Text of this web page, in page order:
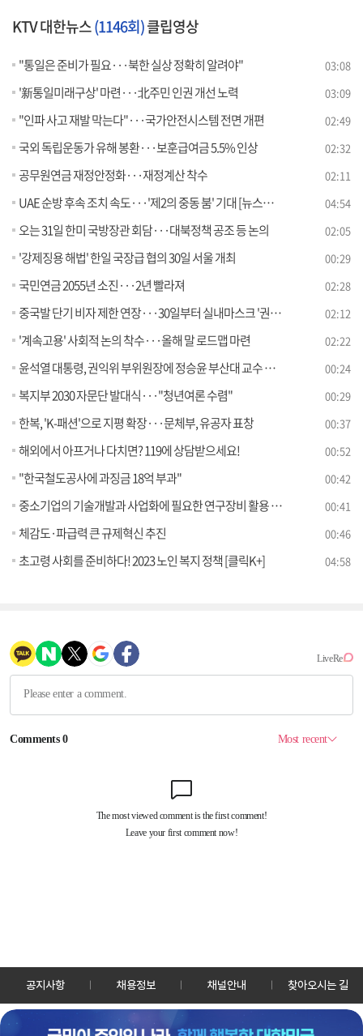
KTV 대한뉴스(1146회)클립영상
"통일은 준비가 필요···북한 실상 정확히 알려야" 03:08
'新통일미래구상' 마련···北주민 인권 개선 노력 03:09
"인파 사고 재발 막는다"···국가안전시스템 전면 개편 02:49
국외 독립운동가 유해 봉환···보훈급여금 5.5% 인상 02:32
공무원연금 재정안정화···재정계산 착수 02:11
UAE 순방 후속 조치 속도···'제2의 중동 붐' 기대 [뉴스의 맥] 04:54
오는 31일 한미 국방장관 회담···대북정책 공조 등 논의 02:05
'강제징용 해법' 한일 국장급 협의 30일 서울 개최 00:29
국민연금 2055년 소진···2년 빨라져 02:28
중국발 단기 비자 제한 연장···30일부터 실내마스크 '권고' 전환 02:12
'계속고용' 사회적 논의 착수···올해 말 로드맵 마련 02:22
윤석열 대통령, 권익위 부위원장에 정승윤 부산대 교수 임명 00:24
복지부 2030 자문단 발대식···"청년여론 수렴" 00:29
한복, 'K-패션'으로 지평 확장···문체부, 유공자 표창 00:37
해외에서 아프거나 다치면? 119에 상담받으세요! 00:52
"한국철도공사에 과징금 18억 부과" 00:42
중소기업의 기술개발과 사업화에 필요한 연구장비 활용 사업 지속지원 00:41
체감도·파급력 큰 규제혁신 추진 00:46
초고령 사회를 준비하다! 2023 노인 복지 정책 [클릭K+] 04:58
공지사항 채용정보 채널안내 찾아오시는 길
30128 세종특별자치시 정부2청사로 13 한국정책방송원 KTV